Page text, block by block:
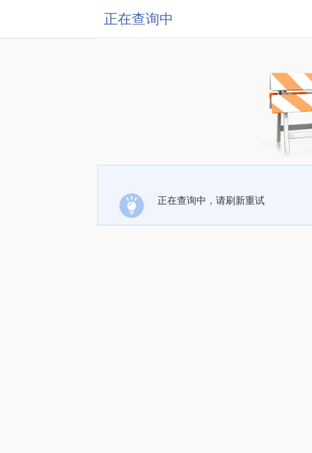
正在查询中
正在查询中，请刷新重试